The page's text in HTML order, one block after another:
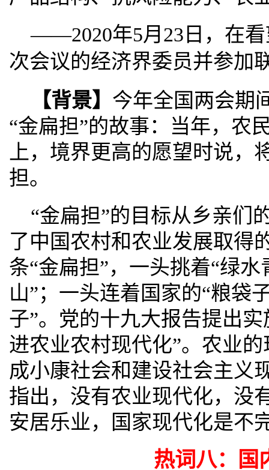
——2020年5月23日，在
次会议的经济界委员并参加
【背景】 今年全国两会期
“金扁担”的故事：当年，农
上，境界更高的愿望时说，
担。
“金扁担”的目标从乡亲们
了中国农村和农业发展取得
条“金扁担”，一头挑着“绿
山”；一头连着国家的“粮袋
子”。党的十九大报告提出
进农业农村现代化”。农业
成小康社会和建设社会主义
指出，没有农业现代化，没
安居乐业，国家现代化是不
热词八：国